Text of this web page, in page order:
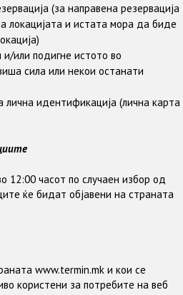
(за направена резервација
локацијата и истата мора да биде
или подигне истото во
сила или некои останати
идентификација (лична карта
12:00 часот по случаен избор од
ќе бидат објавени на страната
www.termin.mk и кои се
користени за потребите на веб